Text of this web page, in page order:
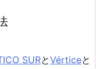
SURとVérticeと